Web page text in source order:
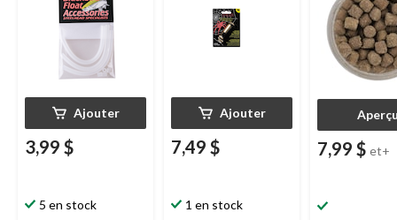
Ajouter
3,99 $
5 en stock
Ajouter
7,49 $
1 en stock
7,99 $ et+